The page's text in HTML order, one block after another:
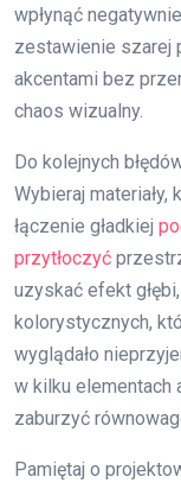
wpłynąć
zestawienie szarej
akcentami bez
chaos wizualny.
Do kolejnych
Wybieraj materiały,
łączenie gładkiej
przytłoczyć
uzyskać efekt
kolorystycznych,
wyglądało
w kilku elementach
zaburzyć
Pamiętaj o